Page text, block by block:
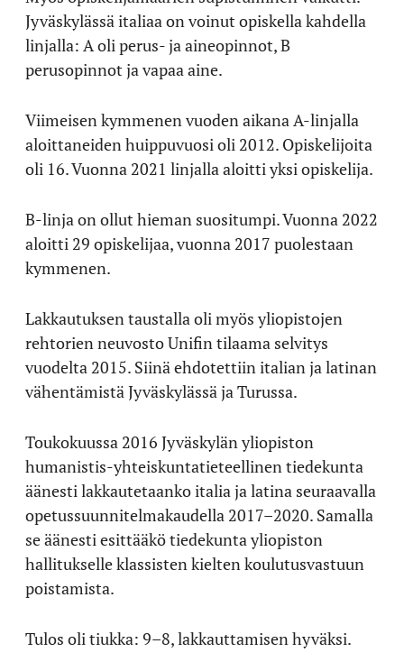
Jyväskylässä italiaa on voinut opiskella kahdella
linjalla: A oli perus- ja aineopinnot, B
perusopinnot ja vapaa aine.
Viimeisen kymmenen vuoden aikana A-linjalla
aloittaneiden huippuvuosi oli 2012. Opiskelijoita
oli 16. Vuonna 2021 linjalla aloitti yksi opiskelija.
B-linja on ollut hieman suositumpi. Vuonna 2022
aloitti 29 opiskelijaa, vuonna 2017 puolestaan
kymmenen.
Lakkautuksen taustalla oli myös yliopistojen
rehtorien neuvosto Unifin tilaama selvitys
vuodelta 2015. Siinä ehdotettiin italian ja latinan
vähentämistä Jyväskylässä ja Turussa.
Toukokuussa 2016 Jyväskylän yliopiston
humanistis-yhteiskuntatieteellinen tiedekunta
äänesti lakkautetaanko italia ja latina seuraavalla
opetussuunnitelmakaudella 2017–2020. Samalla
se äänesti esittääkö tiedekunta yliopiston
hallitukselle klassisten kielten koulutusvastuun
poistamista.
Tulos oli tiukka: 9–8, lakkauttamisen hyväksi.